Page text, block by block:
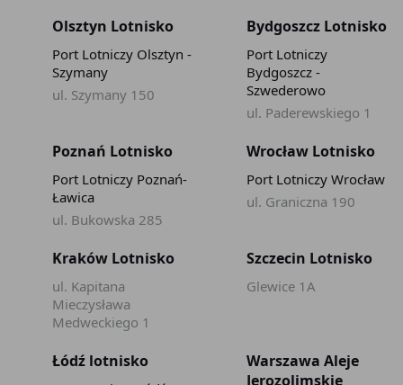
Olsztyn Lotnisko
Port Lotniczy Olsztyn -
Szymany
ul. Szymany 150
Bydgoszcz Lotnisko
Port Lotniczy
Bydgoszcz -
Szwederowo
ul. Paderewskiego 1
Poznań Lotnisko
Port Lotniczy Poznań-
Ławica
ul. Bukowska 285
Wrocław Lotnisko
Port Lotniczy Wrocław
ul. Graniczna 190
Kraków Lotnisko
ul. Kapitana
Mieczysława
Medweckiego 1
Szczecin Lotnisko
Glewice 1A
Łódź lotnisko
Warszawa Aleje
Jerozolimskie